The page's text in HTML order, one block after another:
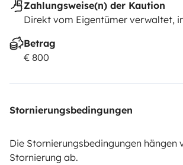
Zahlungsweise(n) der Kaution
Direkt vom Eigentümer verwaltet,
Betrag
€ 800
Stornierungsbedingungen
Die Stornierungsbedingungen hängen
Stornierung ab.